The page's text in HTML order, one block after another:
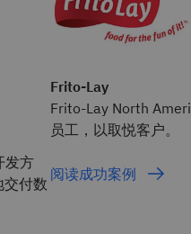
发方
付数
Frito-Lay
Frito-Lay North
员工，以取悦客户。
阅读成功案例